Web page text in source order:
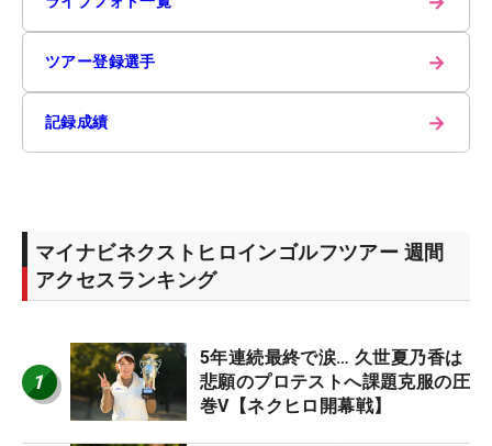
ツアー登録選手 →
記録成績 →
マイナビネクストヒロインゴルフツアー 週間
アクセスランキング
1
5年連続最終で涙… 久世夏乃香は
悲願のプロテストへ課題克服の圧
巻V【ネクヒロ開幕戦】